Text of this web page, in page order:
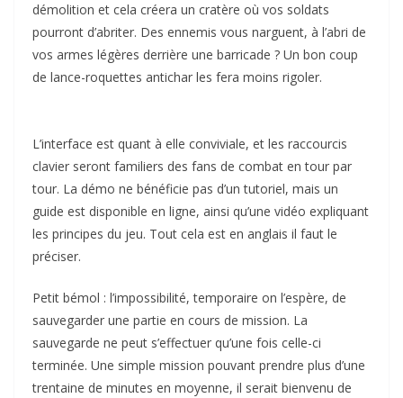
démolition et cela créera un cratère où vos soldats
pourront d’abriter. Des ennemis vous narguent, à l’abri de
vos armes légères derrière une barricade ? Un bon coup
de lance-roquettes antichar les fera moins rigoler.
L’interface est quant à elle conviviale, et les raccourcis
clavier seront familiers des fans de combat en tour par
tour. La démo ne bénéficie pas d’un tutoriel, mais un
guide est disponible en ligne, ainsi qu’une vidéo expliquant
les principes du jeu. Tout cela est en anglais il faut le
préciser.
Petit bémol : l’impossibilité, temporaire on l’espère, de
sauvegarder une partie en cours de mission. La
sauvegarde ne peut s’effectuer qu’une fois celle-ci
terminée. Une simple mission pouvant prendre plus d’une
trentaine de minutes en moyenne, il serait bienvenu de